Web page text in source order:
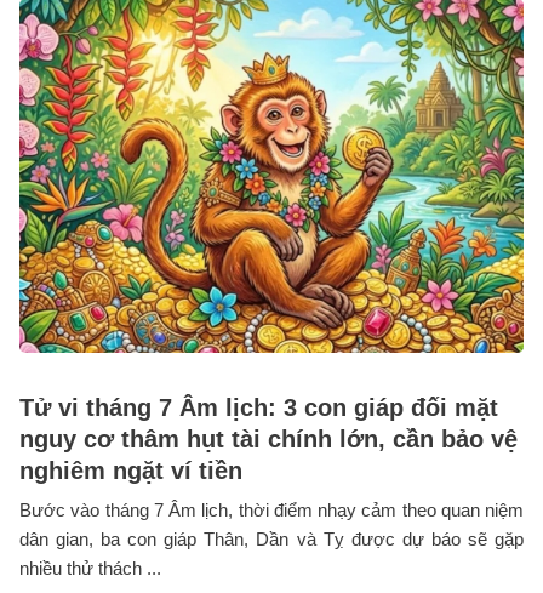
Tử vi tháng 7 Âm lịch: 3 con giáp đối mặt
nguy cơ thâm hụt tài chính lớn, cần bảo vệ
nghiêm ngặt ví tiền
Bước vào tháng 7 Âm lịch, thời điểm nhạy cảm theo quan niệm
dân gian, ba con giáp Thân, Dần và Tỵ được dự báo sẽ gặp
nhiều thử thách ...